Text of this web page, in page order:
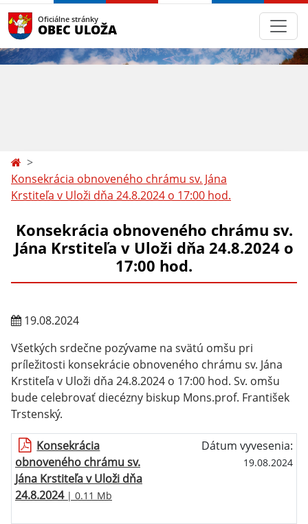
Oficiálne stránky
OBEC ULOŽA
Konsekrácia obnoveného chrámu sv. Jána
Krstiteľa v Uloži dňa 24.8.2024 o 17:00 hod.
Konsekrácia obnoveného chrámu sv.
Jána Krstiteľa v Uloži dňa 24.8.2024 o
17:00 hod.
19.08.2024
Všetkých srdečne pozývame na svätú omšu pri
príležitosti konsekrácie obnoveného chrámu sv. Jána
Krstiteľa v Uloži dňa 24.8.2024 o 17:00 hod. Sv. omšu
bude celebrovať diecézny biskup Mons.prof. František
Trstenský.
Konsekrácia
obnoveného chrámu sv.
Jána Krstiteľa v Uloži dňa
24.8.2024 | 0.11 Mb
Dátum vyvesenia:
19.08.2024